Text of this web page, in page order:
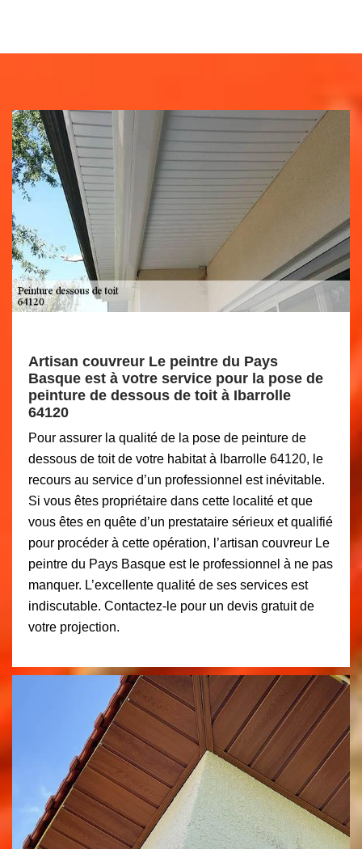
Artisan couvreur Le peintre du Pays
Basque est à votre service pour la pose de
peinture de dessous de toit à Ibarrolle
64120
Pour assurer la qualité de la pose de peinture de
dessous de toit de votre habitat à Ibarrolle 64120, le
recours au service d’un professionnel est inévitable.
Si vous êtes propriétaire dans cette localité et que
vous êtes en quête d’un prestataire sérieux et qualifié
pour procéder à cette opération, l’artisan couvreur Le
peintre du Pays Basque est le professionnel à ne pas
manquer. L’excellente qualité de ses services est
indiscutable. Contactez-le pour un devis gratuit de
votre projection.